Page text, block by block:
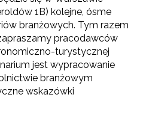
1B) kolejne, ósme
branżowych. Tym razem
pracodawców
turystycznej
jest wypracowanie
branżowym
wskazówki